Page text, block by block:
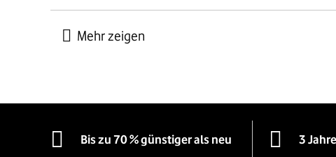
Bis zu 70 % günstiger als neu 3